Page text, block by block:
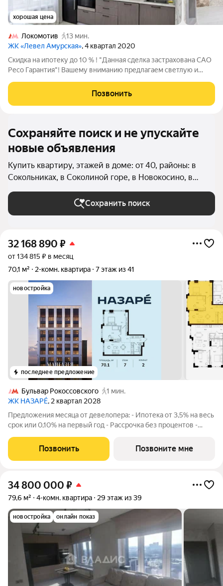
хорошая цена
Локомотив
13 мин.
ЖК «Левел Амурская», 4 квартал 2020
Скидка на ипотеку до 10 % ! "Данная сделка застрахована САО
Ресо Гарантия"! Вашему вниманию предлагаем светлую и
квартире выполнен дизайнерский ремонт , с использованием
качественных
Позвонить
Сохраняйте поиск и не упускайте
новые объявления
Купить квартиру, этажей в доме: от 40, районы: в
Сокольниках, в Соколиной горе, в Новокосино, в
Вешняках, в Косино-Ухтомском, в Восточном
Измайлово (Восточный округ), в Гольяново
(Восточный округ), в Ивановском (Восточный округ),
Богородском, в Метрогородке (Восточный округ) в
Москве и МО
Сохранить поиск
32 168 890 ₽
от 134 815 ₽ в месяц
70,1 м²
2-комн. квартира 7 этаж из 41
новостройка
последнее предложение
Бульвар Рокоссовского
1 мин.
ЖК НАЗАРÉ, 2 квартал 2028
Предложения месяца от девелопера: - Ипотека от 3,5% на весь
срок или 0,10% на первый год - Рассрочка без процентов -
Просторная 2-комнатная квартира. Общая площадь - 70.1 м2 на
7 этаже, без отделки.
Позвонить Позвоните мне
34 800 000 ₽
79,6 м² 4-комн. квартира 29 этаж из 39
новостройка онлайн показ